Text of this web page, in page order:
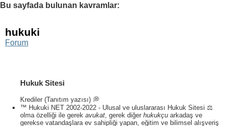
Bu sayfada bulunan kavramlar:
hukuki
Forum
Hukuk Sitesi
Krediler (Tanıtım yazısı) 💭
™ Hukuki NET 2002-2022 - Ulusal ve uluslararası Hukuk Sitesi ⚖️
olma özelliği ile gerek avukat , gerek diğer hukukçu arkadaş ve
gerekse vatandaşlara ev sahipliği yapan, eğitim ve bilimsel alışveriş